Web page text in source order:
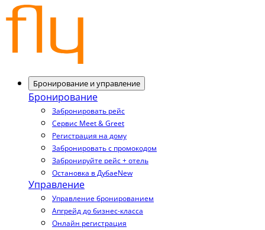
Бронирование и управление
Бронирование
Забронировать рейс
Сервис Meet & Greet
Регистрация на дому
Забронировать с промокодом
Забронируйте рейс + отель
Остановка в ДубаеNew
Управление
Управление бронированием
Апгрейд до бизнес-класса
Онлайн регистрация